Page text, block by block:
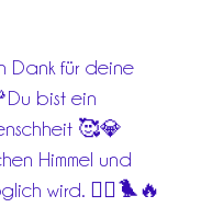
Dank für deine
bist ein
🥰💎
Himmel und
glich wird. 🧚‍♀️🐦‍🔥